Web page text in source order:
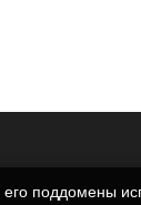
поддомены